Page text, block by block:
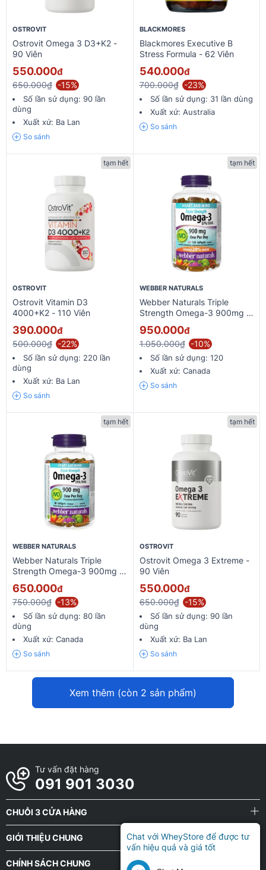
OSTROVIT
Ostrovit Omega 3 D3+K2 -
90 Viên
550.000đ
650.000₫ -15%
Số lần sử dụng: 90 lần
dùng
Xuất xứ: Ba Lan
So sánh
BLACKMORES
Blackmores Executive B
Stress Formula - 62 Viên
540.000đ
700.000₫ -23%
Số lần sử dụng: 31 lần dùng
Xuất xứ: Australia
So sánh
tạm hết
OSTROVIT
Ostrovit Vitamin D3
4000+K2 - 110 Viên
390.000đ
500.000₫ -22%
Số lần sử dụng: 220 lần
dùng
Xuất xứ: Ba Lan
So sánh
tạm hết
WEBBER NATURALS
Webber Naturals Triple
Strength Omega-3 900mg -
120 Viên
950.000đ
1.050.000₫ -10%
Số lần sử dụng: 120
Xuất xứ: Canada
So sánh
tạm hết
WEBBER NATURALS
Webber Naturals Triple
Strength Omega-3 900mg -
80 Viên
650.000đ
750.000₫ -13%
Số lần sử dụng: 80 lần
dùng
Xuất xứ: Canada
So sánh
tạm hết
OSTROVIT
Ostrovit Omega 3 Extreme -
90 Viên
550.000đ
650.000₫ -15%
Số lần sử dụng: 90 lần
dùng
Xuất xứ: Ba Lan
So sánh
Xem thêm (còn 2 sản phẩm)
Tư vấn đặt hàng
091 901 3030
CHUỖI 3 CỬA HÀNG
GIỚI THIỆU CHUNG
CHÍNH SÁCH CHUNG
Chat với WheyStore để được tư
vấn hiệu quả và giá tốt